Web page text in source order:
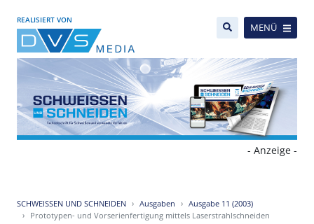
REALISIERT VON
MENÜ
- Anzeige -
SCHWEISSEN UND SCHNEIDEN Ausgaben
Ausgabe 11 (2003)
Prototypen- und Vorserienfertigung mittels Laserstrahlschneiden